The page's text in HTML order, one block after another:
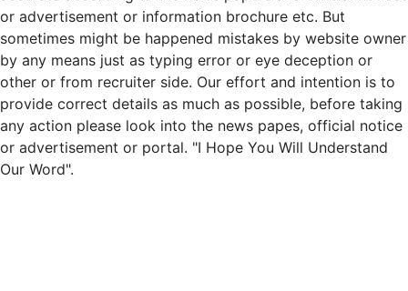
or advertisement or information brochure etc. But
sometimes might be happened mistakes by website owner
by any means just as typing error or eye deception or
other or from recruiter side. Our effort and intention is to
provide correct details as much as possible, before taking
any action please look into the news papes, official notice
or advertisement or portal. "I Hope You Will Understand
Our Word".